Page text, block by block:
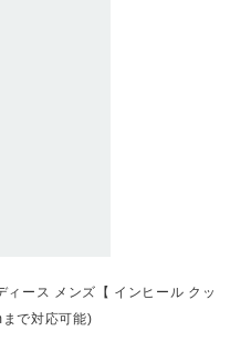
ィース メンズ【 インヒール クッ
で対応可能)